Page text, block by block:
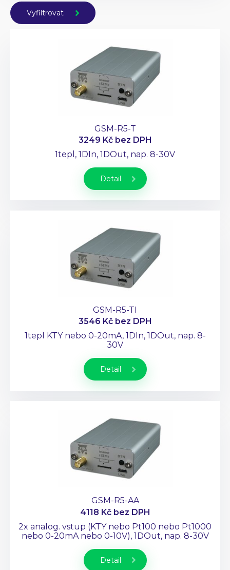
Vyfiltrovat
GSM-R5-T
3249 Kč bez DPH
1tepl, 1DIn, 1DOut, nap. 8-30V
Detail
GSM-R5-TI
3546 Kč bez DPH
1tepl KTY nebo 0-20mA, 1DIn, 1DOut, nap. 8-
30V
Detail
GSM-R5-AA
4118 Kč bez DPH
2x analog. vstup (KTY nebo Pt100 nebo Pt1000
nebo 0-20mA nebo 0-10V), 1DOut, nap. 8-30V
Detail